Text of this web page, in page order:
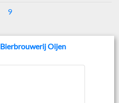
9
Bierbrouwerij Oijen